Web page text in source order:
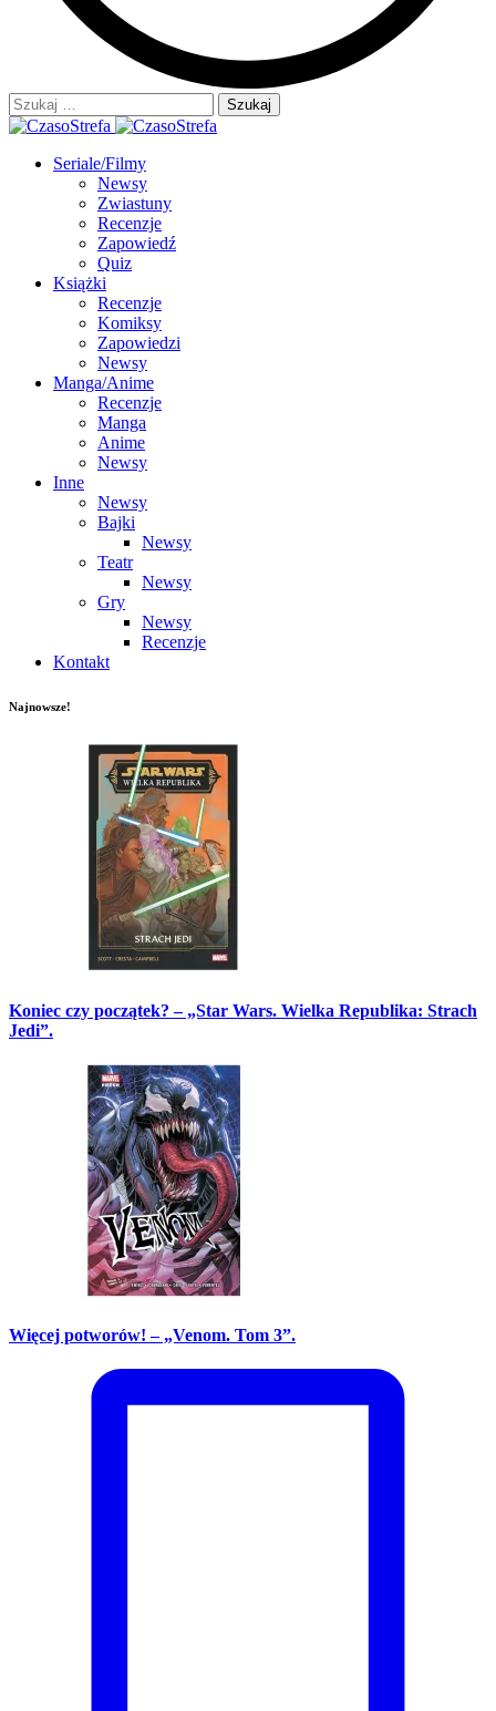
Szukaj:
Seriale/Filmy
Newsy
Zwiastuny
Recenzje
Zapowiedź
Quiz
Książki
Recenzje
Komiksy
Zapowiedzi
Newsy
Manga/Anime
Recenzje
Manga
Anime
Newsy
Inne
Newsy
Bajki
Newsy
Teatr
Newsy
Gry
Newsy
Recenzje
Kontakt
Najnowsze!
Koniec czy początek? – „Star Wars. Wielka Republika: Strach
Jedi”.
Więcej potworów! – „Venom. Tom 3”.